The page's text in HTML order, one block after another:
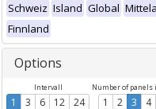
Schweiz Island Global
Finnland
Options
Intervall
1 3 6 12 24
Number of panels
1 2 3 4